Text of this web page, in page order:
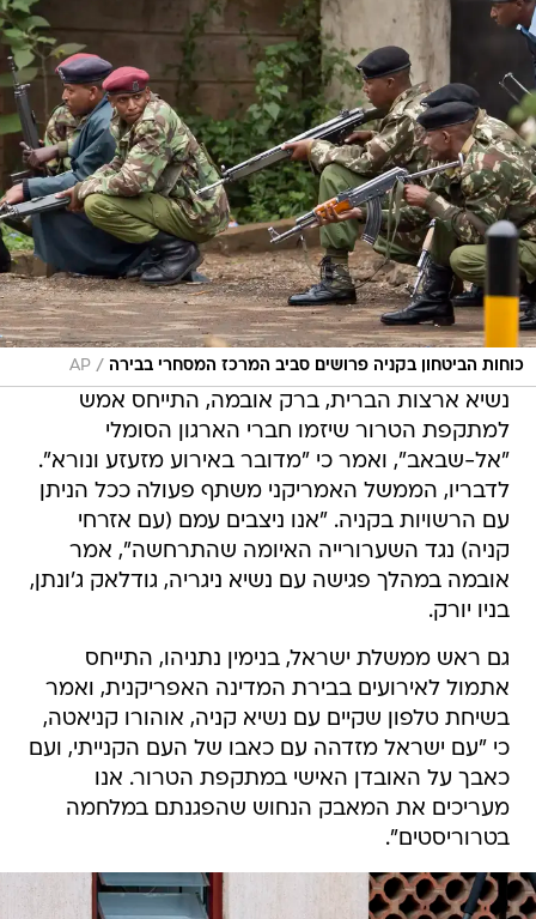
כוחות הביטחון בקניה פרושים סביב המרכז המסחרי בבירה /
AP
נשיא ארצות הברית, ברק אובמה, התייחס אמש
למתקפת הטרור שיזמו חברי הארגון הסומלי
"אל-שבאב", ואמר כי "מדובר באירוע מזעזע ונורא".
לדבריו, הממשל האמריקני משתף פעולה ככל הניתן
עם הרשויות בקניה. "אנו ניצבים עמם (עם אזרחי
קניה) נגד השערורייה האיומה שהתרחשה", אמר
אובמה במהלך פגישה עם נשיא ניגריה, גודלאק ג'ונתן,
בניו יורק.
גם ראש ממשלת ישראל, בנימין נתניהו, התייחס
אתמול לאירועים בבירת המדינה האפריקנית, ואמר
בשיחת טלפון שקיים עם נשיא קניה, אוהורו קניאטה,
כי "עם ישראל מזדהה עם כאבו של העם הקנייתי, ועם
כאבך על האובדן האישי במתקפת הטרור. אנו
מעריכים את המאבק הנחוש שהפגנתם במלחמה
בטרוריסטים".